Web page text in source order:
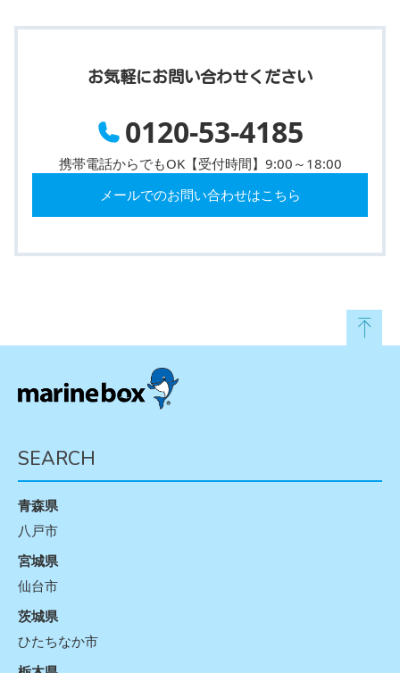
お気軽にお問い合わせください
0120-53-4185
携帯電話からでもOK【受付時間】9:00～18:00
メールでのお問い合わせはこちら
SEARCH
青森県
八戸市
宮城県
仙台市
茨城県
ひたちなか市